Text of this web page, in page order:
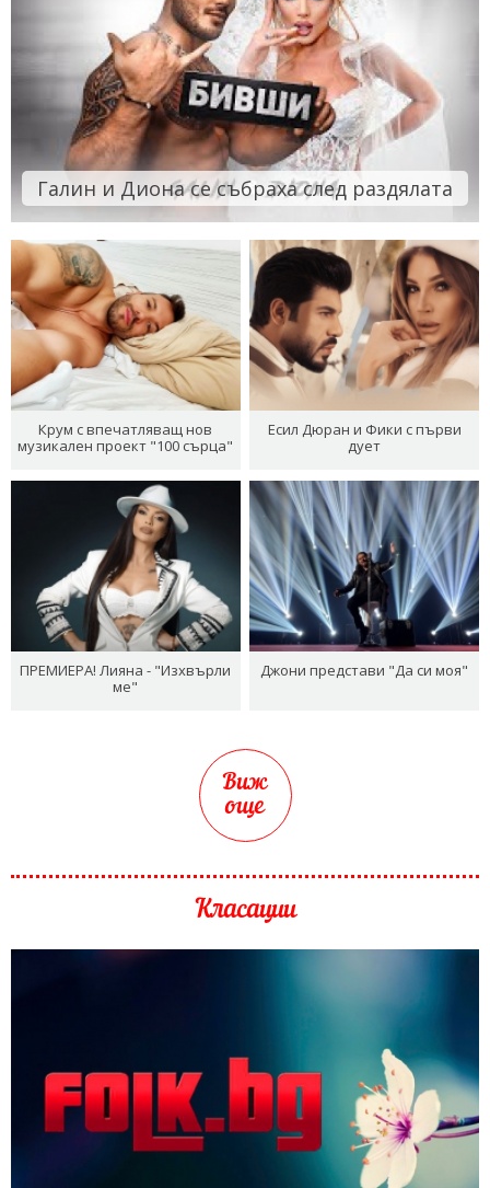
Галин и Диона се събраха след раздялата
Крум с впечатляващ нов
музикален проект "100 сърца"
Есил Дюран и Фики с първи
дует
ПРЕМИЕРА! Лияна - "Изхвърли
ме"
Джони представи "Да си моя"
Виж
още
Класации